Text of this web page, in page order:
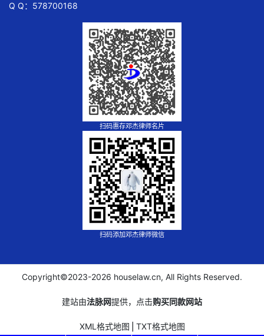
Q Q：578700168
扫码惠存邓杰律师名片
扫码添加邓杰律师微信
Copyright©2023-2026 houselaw.cn, All Rights Reserved.
建站由法脉网提供，点击购买同款网站
XML格式地图 TXT格式地图